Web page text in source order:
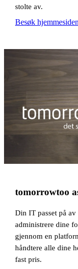
stolte av.
Besøk hjemmesiden
tomorrowtoo
Din IT passet på
administrere dine
gjennom en
håndtere alle dine
fast pris.